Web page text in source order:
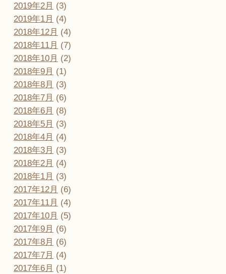
2019年2月 (3)
2019年1月 (4)
2018年12月 (4)
2018年11月 (7)
2018年10月 (2)
2018年9月 (1)
2018年8月 (3)
2018年7月 (6)
2018年6月 (8)
2018年5月 (3)
2018年4月 (4)
2018年3月 (3)
2018年2月 (4)
2018年1月 (3)
2017年12月 (6)
2017年11月 (4)
2017年10月 (5)
2017年9月 (6)
2017年8月 (6)
2017年7月 (4)
2017年6月 (1)